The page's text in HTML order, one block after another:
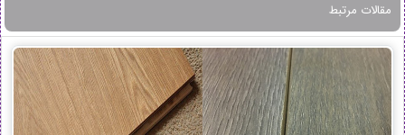
مقالات مرتبط